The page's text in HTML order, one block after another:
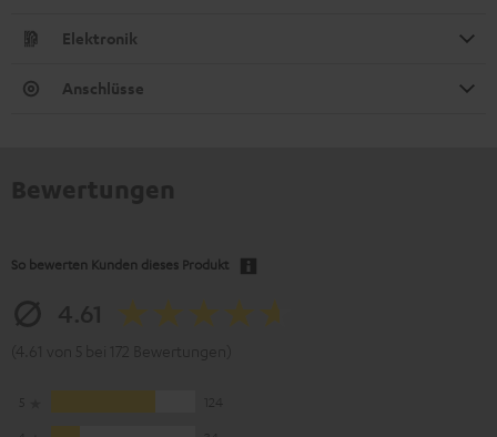
Elektronik
Anschlüsse
So bewerten Kunden dieses Produkt